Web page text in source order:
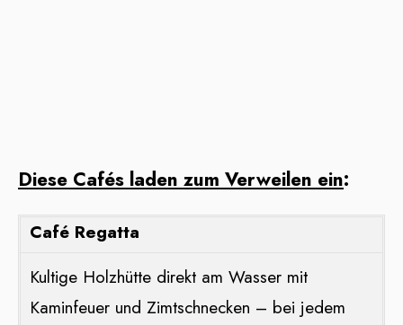
Diese Cafés laden zum Verweilen ein:
Café Regatta
Kultige Holzhütte direkt am Wasser mit
Kaminfeuer und Zimtschnecken – bei jedem